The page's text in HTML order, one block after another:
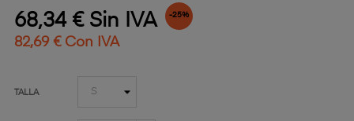
68,34 € Sin IVA -25%
82,69 € Con IVA
TALLA